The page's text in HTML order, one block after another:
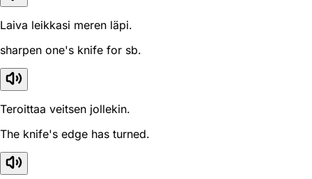
Laiva leikkasi meren läpi.
sharpen one's knife for sb.
Teroittaa veitsen jollekin.
The knife's edge has turned.